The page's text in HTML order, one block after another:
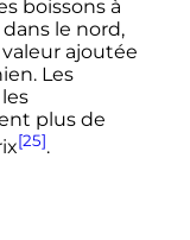
boissons à
le nord,
ajoutée
Les
plus de
[25].